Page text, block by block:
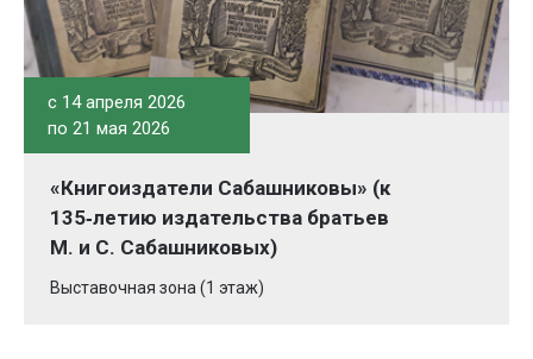
c 14 апреля 2026
по 21 мая 2026
«Книгоиздатели Сабашниковы» (к
135‑летию издательства братьев
М. и С. Сабашниковых)
Выставочная зона (1 этаж)